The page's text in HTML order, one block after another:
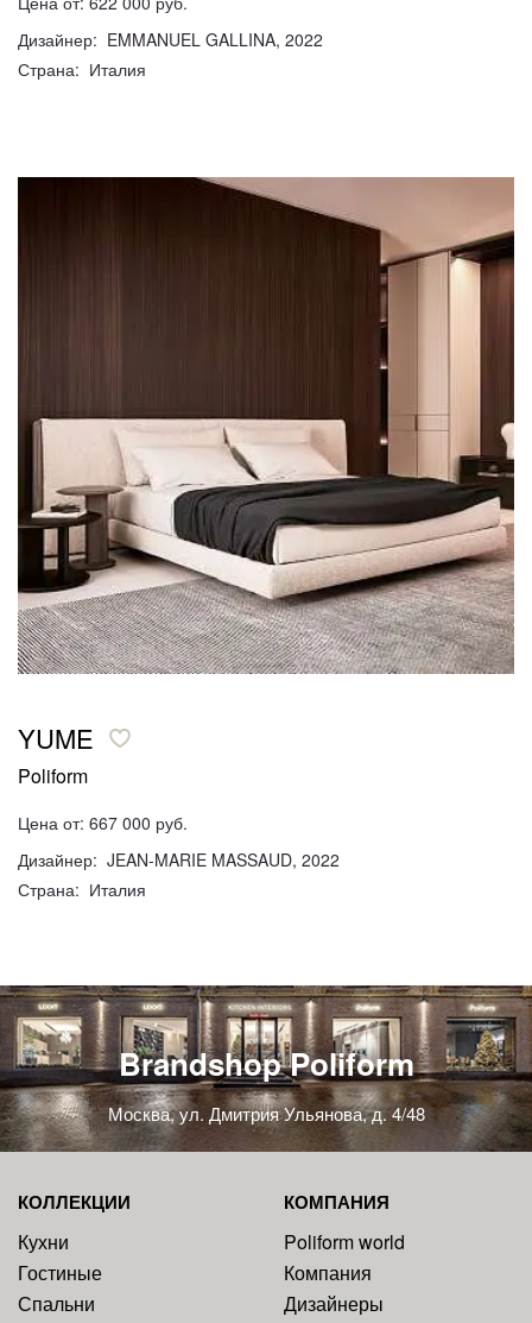
Дизайнер: EMMANUEL GALLINA, 2022
Страна: Италия
YUME
Poliform
Цена от: 667 000 руб.
Дизайнер: JEAN-MARIE MASSAUD, 2022
Страна: Италия
Brandshop Poliform
Москва, ул. Дмитрия Ульянова, д. 4/48
КОЛЛЕКЦИИ
Кухни
Гостиные
Спальни
КОМПАНИЯ
Poliform world
Компания
Дизайнеры